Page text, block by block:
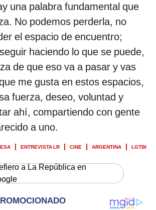
una palabra fundamental que
No podemos perderla, no
el espacio de encuentro;
haciendo lo que se puede,
de que eso va a pasar y vas
me gusta en estos espacios,
fuerza, deseo, voluntad y
ahí, compartiendo con gente
a uno.
ENTREVISTA LR CINE ARGENTINA LGTBI
a La República en